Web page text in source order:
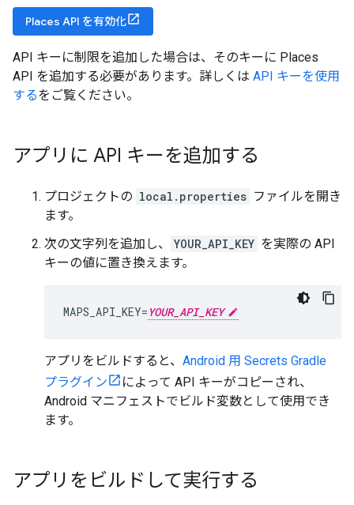
Places API を有効化
API キーに制限を追加した場合は、そのキーに Places
API を追加する必要があります。詳しくは API キーを使用
するをご覧ください。
アプリに API キーを追加する
プロジェクトの local.properties ファイルを開き
ます。
次の文字列を追加し、
YOUR_API_KEY を実際の API
キーの値に置き換えます。
MAPS_API_KEY= YOUR_API_KEY
アプリをビルドすると、 Android 用 Secrets Gradle
プラグイン
によって API キーがコピーされ、
Android マニフェストでビルド変数として使用でき
ます。
アプリをビルドして実行する